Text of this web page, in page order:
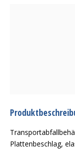
Plattenbeschlag,